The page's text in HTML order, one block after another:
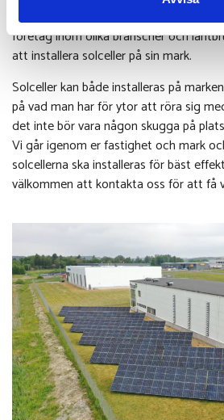
solceller som ett steg framåt till en
företag inom olika branscher och
att installera solceller på sin mark.
Solceller kan både installeras på
på vad man har för ytor att röra sig
det inte bör vara någon skugga på
Vi går igenom er fastighet och mark
solcellerna ska installeras för bäst
välkommen att kontakta oss för att få